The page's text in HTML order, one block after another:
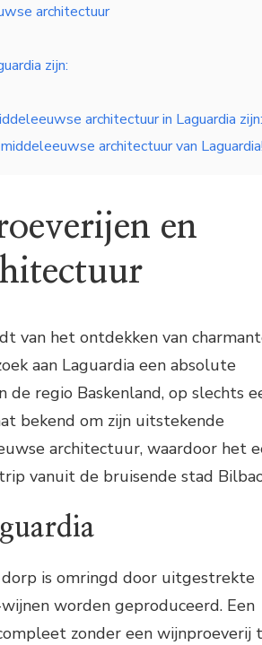
architectuur
zijn:
architectuur in Laguardia zijn:
architectuur van Laguardia!
en
van het ontdekken van
aan Laguardia een absolute
regio Baskenland, op slechts
bekend om zijn uitstekende
architectuur, waardoor het
vanuit de bruisende stad
is omringd door uitgestrekte
worden geproduceerd. Een
zonder een wijnproeverij